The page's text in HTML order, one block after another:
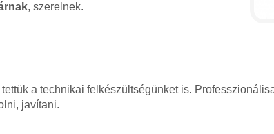
, szerelnek.
a technikai felkészültségünket is.
javítani.